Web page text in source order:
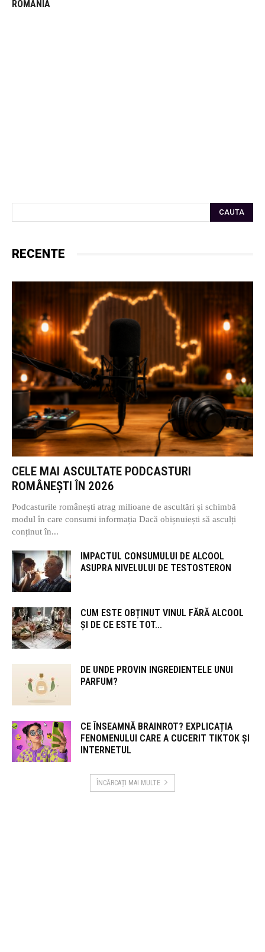
ROMANIA
CAUTA
RECENTE
CELE MAI ASCULTATE PODCASTURI
ROMÂNEȘTI ÎN 2026
Podcasturile românești atrag milioane de ascultări și schimbă
modul în care consumi informația Dacă obișnuiești să asculți
conținut în...
IMPACTUL CONSUMULUI DE ALCOOL
ASUPRA NIVELULUI DE TESTOSTERON
CUM ESTE OBȚINUT VINUL FĂRĂ ALCOOL
ȘI DE CE ESTE TOT...
DE UNDE PROVIN INGREDIENTELE UNUI
PARFUM?
CE ÎNSEAMNĂ BRAINROT? EXPLICAȚIA
FENOMENULUI CARE A CUCERIT TIKTOK ȘI
INTERNETUL
ÎNCĂRCAȚI MAI MULTE